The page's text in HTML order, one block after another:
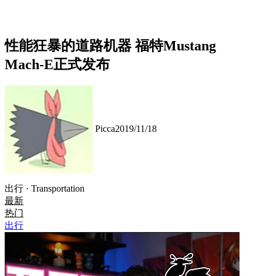
性能狂暴的道路机器 福特Mustang
Mach-E正式发布
Picca2019/11/18
出行 · Transportation
最新
热门
出行